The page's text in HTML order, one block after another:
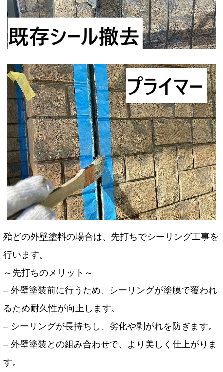
殆どの外壁塗料の場合は、先打ちでシーリング工事を
行います。
～先打ちのメリット～
– 外壁塗装前に行うため、シーリングが塗膜で覆われ
るため耐久性が向上します。
– シーリングが長持ちし、劣化や剥がれを防ぎます。
– 外壁塗装との組み合わせで、より美しく仕上がりま
す。